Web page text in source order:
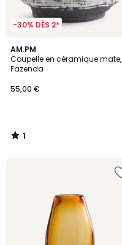
-30% DÈS 2*
AM.PM
Coupelle en céramique mate,
Fazenda
55,00 €
1
/
5
1
/